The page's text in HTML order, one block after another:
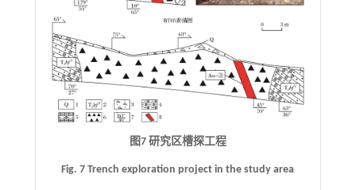
图7 研究区槽探工程
Fig. 7 Trench exploration project in the study area